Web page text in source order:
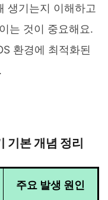
생기는지 이해하고
는 것이 중요해요.
환경에 최적화된
기본 개념 정리
주요 발생 원인